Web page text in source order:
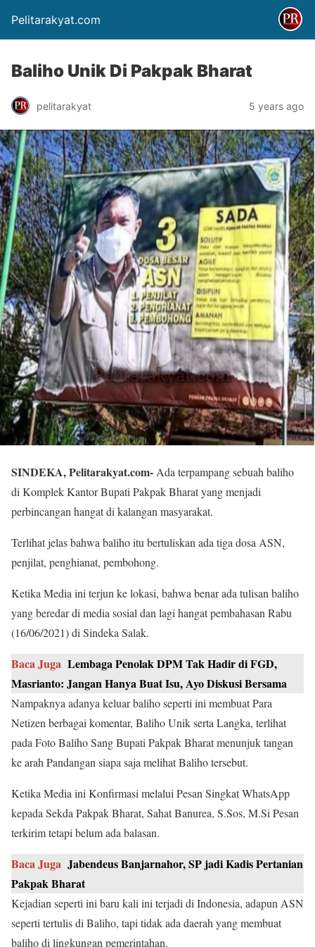
Pelitarakyat.com
Baliho Unik Di Pakpak Bharat
pelitarakyat 5 years ago
SINDEKA, Pelitarakyat.com- Ada terpampang sebuah baliho
di Komplek Kantor Bupati Pakpak Bharat yang menjadi
perbincangan hangat di kalangan masyarakat.
Terlihat jelas bahwa baliho itu bertuliskan ada tiga dosa ASN,
penjilat, penghianat, pembohong.
Ketika Media ini terjun ke lokasi, bahwa benar ada tulisan baliho
yang beredar di media sosial dan lagi hangat pembahasan Rabu
(16/06/2021) di Sindeka Salak.
Baca Juga Lembaga Penolak DPM Tak Hadir di FGD,
Masrianto: Jangan Hanya Buat Isu, Ayo Diskusi Bersama
Nampaknya adanya keluar baliho seperti ini membuat Para
Netizen berbagai komentar, Baliho Unik serta Langka, terlihat
pada Foto Baliho Sang Bupati Pakpak Bharat menunjuk tangan
ke arah Pandangan siapa saja melihat Baliho tersebut.
Ketika Media ini Konfirmasi melalui Pesan Singkat WhatsApp
kepada Sekda Pakpak Bharat, Sahat Banurea, S.Sos, M.Si Pesan
terkirim tetapi belum ada balasan.
Baca Juga Jabendeus Banjarnahor, SP jadi Kadis Pertanian
Pakpak Bharat
Kejadian seperti ini baru kali ini terjadi di Indonesia, adapun ASN
seperti tertulis di Baliho, tapi tidak ada daerah yang membuat
baliho di lingkungan pemerintahan.